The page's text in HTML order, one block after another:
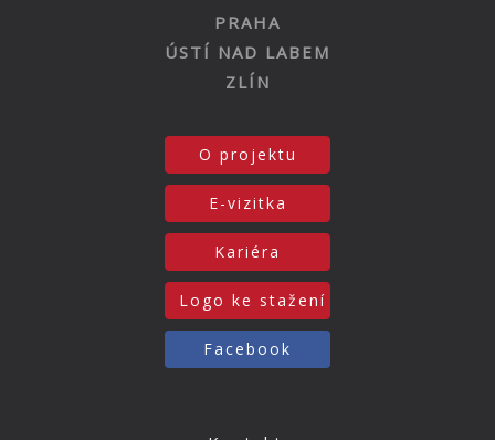
PRAHA
ÚSTÍ NAD LABEM
ZLÍN
O projektu
E-vizitka
Kariéra
Logo ke stažení
Facebook